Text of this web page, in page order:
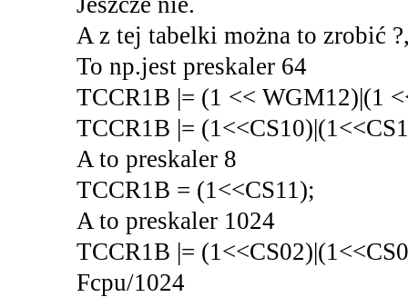
A z tej tabelki można to zrobić
To np.jest preskaler 64
TCCR1B |= (1 << WGM12)|(1
TCCR1B |=
A to preskaler 8
TCCR1B = (1<<CS11);
A to preskaler 1024
TCCR1B |=
Fcpu/1024